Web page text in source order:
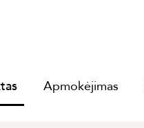
Apmokėjimas